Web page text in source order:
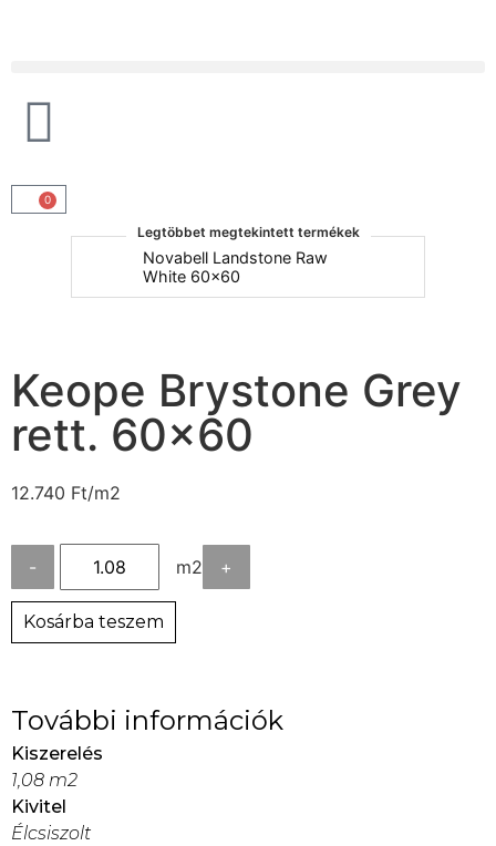
0
Legtöbbet megtekintett termékek
Novabell Landstone Raw
White 60x60
Keope Brystone Grey
rett. 60×60
12.740 Ft/m2
- m2 +
Kosárba teszem
További információk
Kiszerelés
1,08 m2
Kivitel
Élcsiszolt